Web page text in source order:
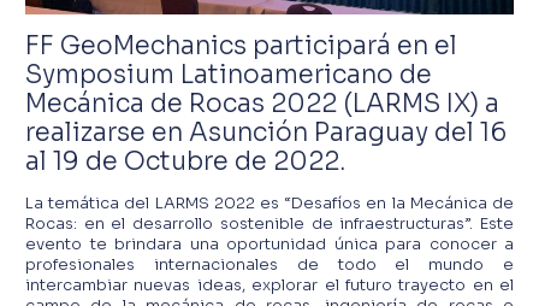
FF GeoMechanics participará en el
Symposium Latinoamericano de
Mecánica de Rocas 2022 (LARMS IX) a
realizarse en Asunción Paraguay del 16
al 19 de Octubre de 2022.
La temática del LARMS 2022 es “Desafíos en la Mecánica de
Rocas: en el desarrollo sostenible de infraestructuras”. Este
evento te brindara una oportunidad única para conocer a
profesionales internacionales de todo el mundo e
intercambiar nuevas ideas, explorar el futuro trayecto en el